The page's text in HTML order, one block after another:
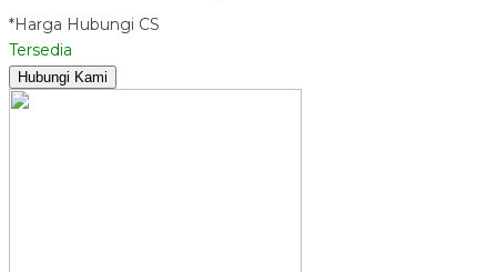
*Harga Hubungi CS
Tersedia
Hubungi Kami